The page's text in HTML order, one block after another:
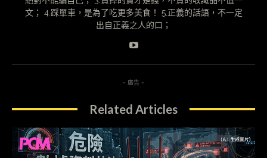
文； 4.踩單車，是為了吃更多美食！ 5.正義的話語，不一定
出自正義之人的口；
- 廣告 -
Related Articles